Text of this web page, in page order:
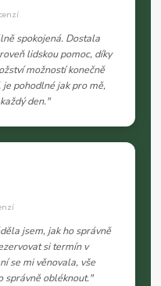
spokojená. Dostala
lidskou pomoc, díky
možností konečně
pohodlné jak pro mě,
den."
jsem, jak ho správně
si termín v
se mi věnovala, vše
správně obléknout."